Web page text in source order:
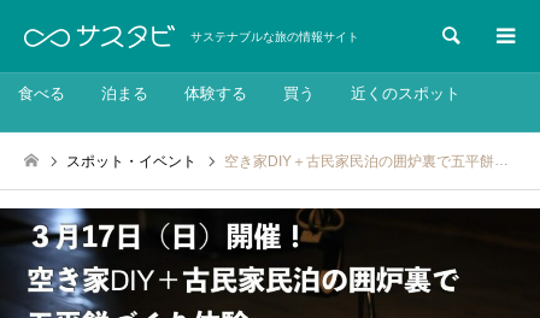
サステナブルな旅の情報サイト 検索
食べる 泊まる 体験する 買う 近くのスポット
スポット・イベント 空き家DIY＋古民家民泊の囲炉裏で五平餅づくり体験